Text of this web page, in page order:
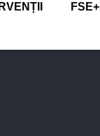
FSE+